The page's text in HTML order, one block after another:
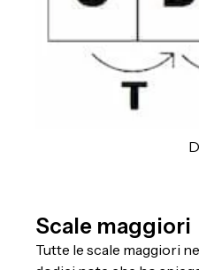
Scale maggiori
Tutte le scale maggiori